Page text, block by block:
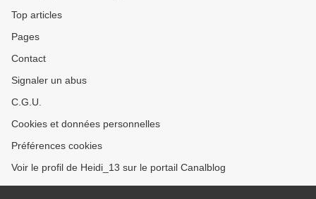
Top articles
Pages
Contact
Signaler un abus
C.G.U.
Cookies et données personnelles
Préférences cookies
Voir le profil de Heidi_13 sur le portail Canalblog